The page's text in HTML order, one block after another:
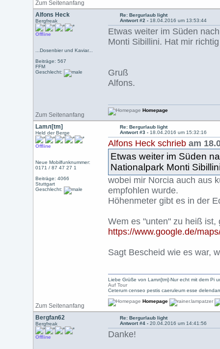
Zum Seitenanfang
Alfons Heck
Bergfreak
Offline
...Dosenbier und Kaviar...
Beiträge: 567
FFM
Geschlecht:
Re: Bergurlaub light
Antwort #2 - 18.04.2016 um 13:53:44
Etwas weiter im Süden
Monti Sibillini. Hat mir
Gruß
Alfons.
Zum Seitenanfang
Homepage
Lamл[tm]
Held der Berge
Offline
Neue Mobilfunknummer:
0171 / 87 47 27 1
Beiträge: 4066
Stuttgart
Geschlecht:
Re: Bergurlaub light
Antwort #3 - 18.04.2016 um 15:32:16
Alfons Heck schrieb am
Etwas weiter im Süden
Nationalpark Monti
wobei mir Norcia auch aus
empfohlen wurde.
Höhenmeter gibt es in der
Wem es "unten" zu heiß ist,
https://www.google.de/
Sagt Bescheid wie es war,
Zum Seitenanfang
Liebe Grüße von Lamл[tm]-Nur echt mit dem Pi
Auf Tour
Ceterum censeo pestis caeruleum esse
Homepage
Bergfan62
Bergfreak
Offline
Re: Bergurlaub light
Antwort #4 -20.04.2016 um 14:41:56
Danke!